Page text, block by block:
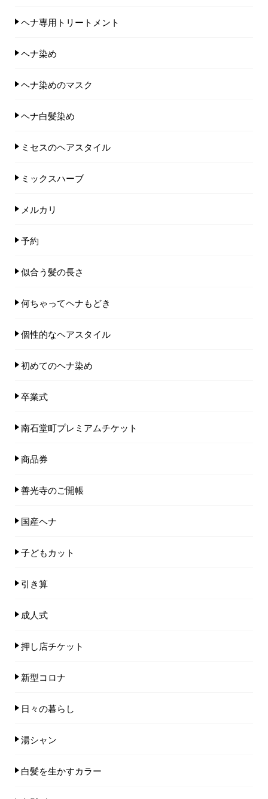
ヘナ専用トリートメント
ヘナ染め
ヘナ染めのマスク
ヘナ白髪染め
ミセスのヘアスタイル
ミックスハーブ
メルカリ
予約
似合う髪の長さ
何ちゃってヘナもどき
個性的なヘアスタイル
初めてのヘナ染め
卒業式
南石堂町プレミアムチケット
商品券
善光寺のご開帳
国産ヘナ
子どもカット
引き算
成人式
押し店チケット
新型コロナ
日々の暮らし
湯シャン
白髪を生かすカラー